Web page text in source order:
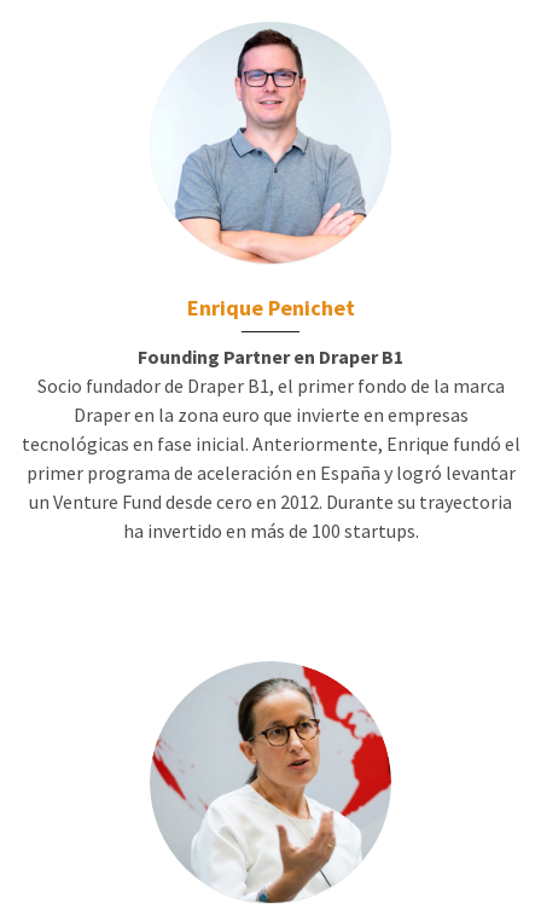
Enrique Penichet
Founding Partner en Draper B1
Socio fundador de Draper B1, el primer fondo de la marca
Draper en la zona euro que invierte en empresas
tecnológicas en fase inicial. Anteriormente, Enrique fundó el
primer programa de aceleración en España y logró levantar
un Venture Fund desde cero en 2012. Durante su trayectoria
ha invertido en más de 100 startups.